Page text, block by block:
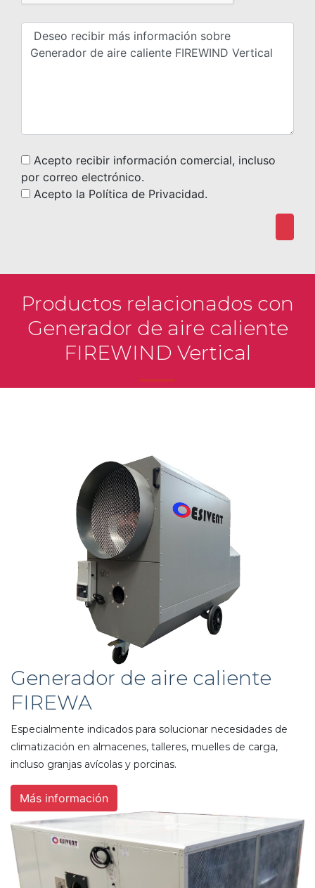
Acepto recibir información comercial, incluso
por correo electrónico.
Acepto la Política de Privacidad.
Productos relacionados con
Generador de aire caliente
FIREWIND Vertical
Generador de aire caliente
FIREWA
Especialmente indicados para solucionar necesidades de
climatización en almacenes, talleres, muelles de carga,
incluso granjas avícolas y porcinas.
Más información